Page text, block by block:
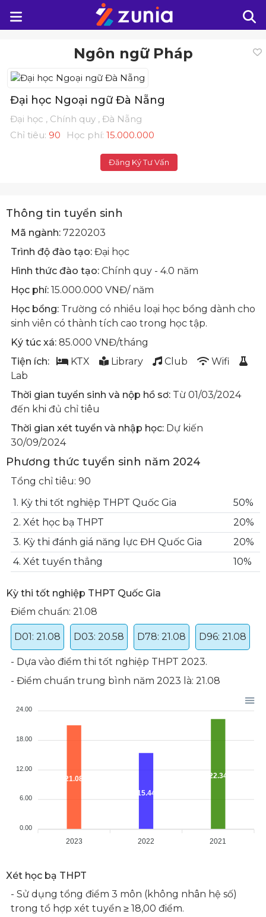
Ngôn ngữ Pháp
Đại học Ngoại ngữ Đà Nẵng
Đại học , Chính quy , Đà Nẵng
Chỉ tiêu: 90 Học phí: 15.000.000
Đăng Ký Tư Vấn
Thông tin tuyển sinh
Mã ngành: 7220203
Trình độ đào tạo: Đại học
Hình thức đào tạo: Chính quy - 4.0 năm
Học phí: 15.000.000 VNĐ/ năm
Học bổng: Trường có nhiều loại học bổng dành cho
sinh viên có thành tích cao trong học tập.
Ký túc xá: 85.000 VNĐ/tháng
Tiện ích:
KTX Library Club
Wifi
Lab
Thời gian tuyển sinh và nộp hồ sơ: Từ 01/03/2024
đến khi đủ chỉ tiêu
Thời gian xét tuyển và nhập học: Dự kiến
30/09/2024
Phương thức tuyển sinh năm 2024
Tổng chỉ tiêu: 90
1. Kỳ thi tốt nghiệp THPT Quốc Gia
50%
2. Xét học bạ THPT
20%
3. Kỳ thi đánh giá năng lực ĐH Quốc Gia
20%
4. Xét tuyển thẳng
10%
Kỳ thi tốt nghiệp THPT Quốc Gia
Điểm chuẩn: 21.08
D01: 21.08 D03: 20.58 D78: 21.08 D96: 21.08
- Dựa vào điểm thi tốt nghiệp THPT 2023.
- Điểm chuẩn trung bình năm 2023 là: 21.08
2023 2022 2021
21.08
15.44
22.34
24.00
18.00
12.00
6.00
0.00
Xét học bạ THPT
- Sử dụng tổng điểm 3 môn (không nhân hệ số)
trong tổ hợp xét tuyển ≥ 18,00 điểm.